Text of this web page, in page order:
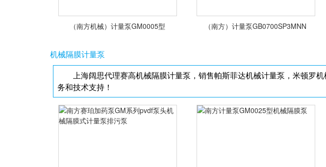
<查看详情>
（南方机械）计量泵GM0005型
<查看详情>
（南方）计量泵GB0700SP3MNN
机械隔膜计量泵
上海阔思代理赛高机械隔膜计量泵，销售帕斯菲达机械计量泵，米顿罗
务和技术支持！